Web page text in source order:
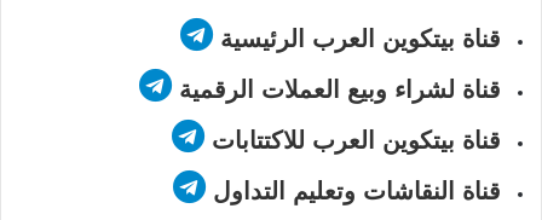
قناة بيتكوين العرب الرئيسية
قناة لشراء وبيع العملات الرقمية
قناة بيتكوين العرب للاكتتابات
قناة النقاشات وتعليم التداول